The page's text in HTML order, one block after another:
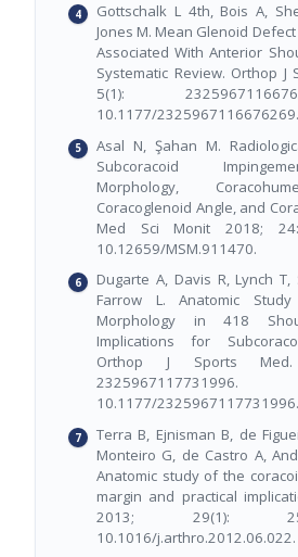
Gottschalk L 4th, Bois A,
Jones M. Mean Glenoid
Associated With Anterior
Systematic Review. Orthop J
5(1):
10.1177/2325967116676269.
Asal N, Şahan M.
Subcoracoid
Morphology,
Coracoglenoid Angle, and
Med Sci Monit 2018;
10.12659/MSM.911470.
Dugarte A, Davis R, Lynch
Farrow L. Anatomic
Morphology in 418
Implications for
Orthop J Sports
10.1177/2325967117731996.
Terra B, Ejnisman B, de
Monteiro G, de Castro A,
Anatomic study of the
margin and practical
2013; 29(1):
10.1016/j.arthro.2012.06.022.